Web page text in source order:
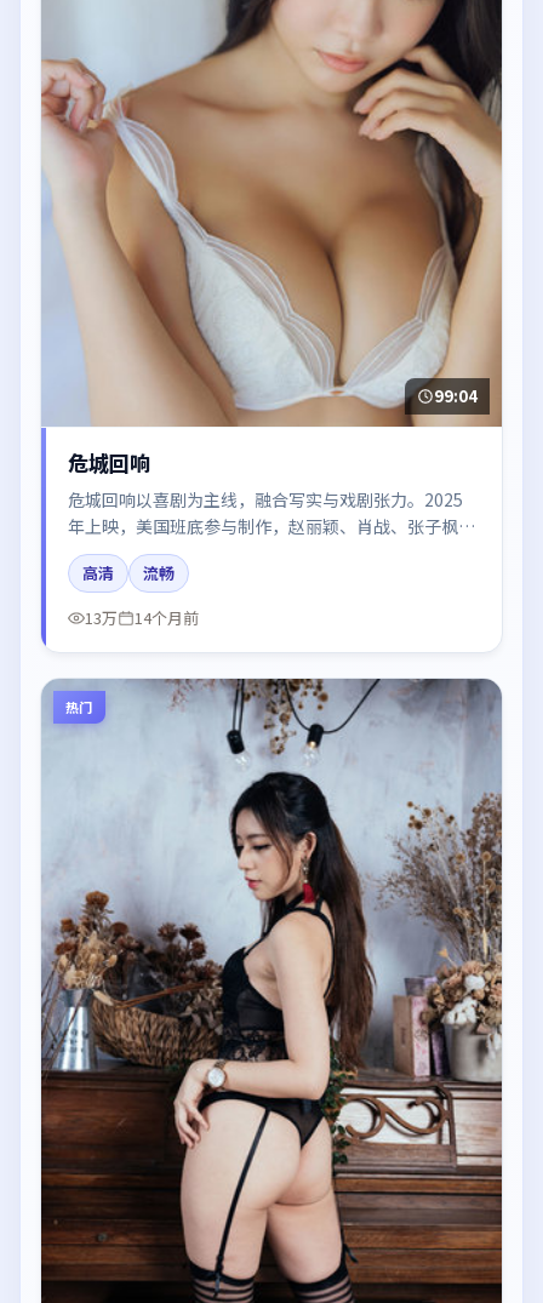
99:04
危城回响
危城回响以喜剧为主线，融合写实与戏剧张力。2025
年上映，美国班底参与制作，赵丽颖、肖战、张子枫、
胡歌在片中呈现细腻表演，影像风格统一，配乐与剪辑
强化了情绪曲线。
高清
流畅
13万
14个月前
热门